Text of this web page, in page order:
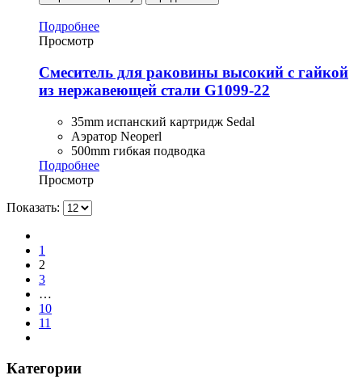
Подробнее
Просмотр
Смеситель для раковины высокий с гайкой
из нержавеющей стали G1099-22
35mm испанский картридж Sedal
Аэратор Neoperl
500mm гибкая подводка
Подробнее
Просмотр
Показать:
1
2
3
…
10
11
Категории